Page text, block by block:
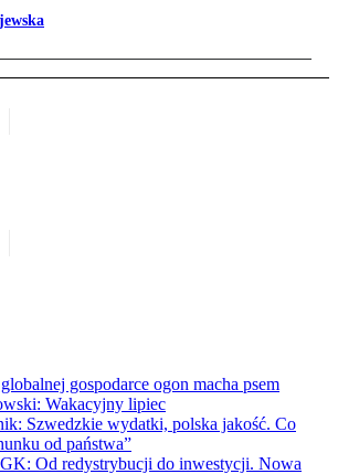
gospodarce ogon macha psem
Wakacyjny lipiec
Szwedzkie wydatki, polska jakość. Co
od państwa”
Od redystrybucji do inwestycji. Nowa